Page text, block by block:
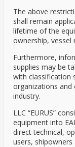
The above
shall remain
lifetime of the
ownership, vessel
Furthermore,
supplies may be
with classification
organizations
industry.
LLC “EURUS”
equipment into
direct technical,
users,